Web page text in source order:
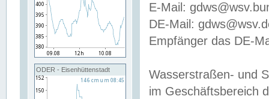
ODER - Eisenhüttenstadt
E-Mail:
DE-Mail:
Empfänger das DE-
Wasserstraßen- und
im Geschäftsbereich